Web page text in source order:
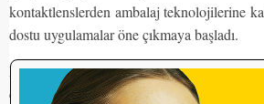
kontaktlenslerden ambalaj teknolojilerine
dostu uygulamalar öne çıkmaya başladı.
Menicon’un attığı bu adım, kontakt lens
çalışmalarının yalnızca ürün